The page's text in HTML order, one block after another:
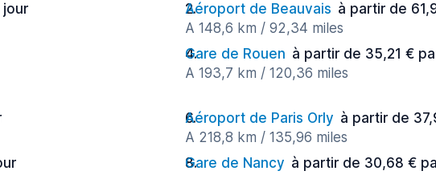
Aéroport de Beauvais à partir de
A 148,6 km / 92,34 miles
Gare de Rouen à partir de 35,21 €
A 193,7 km / 120,36 miles
Aéroport de Paris Orly à partir de
A 218,8 km / 135,96 miles
Gare de Nancy à partir de 30,68 €